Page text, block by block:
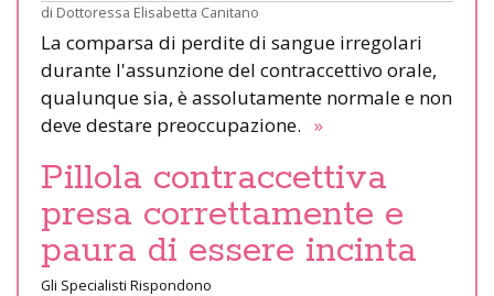
di Dottoressa Elisabetta Canitano
La comparsa di perdite di sangue irregolari
durante l'assunzione del contraccettivo orale,
qualunque sia, è assolutamente normale e non
deve destare preoccupazione. »
Pillola contraccettiva
presa correttamente e
paura di essere incinta
Gli Specialisti Rispondono